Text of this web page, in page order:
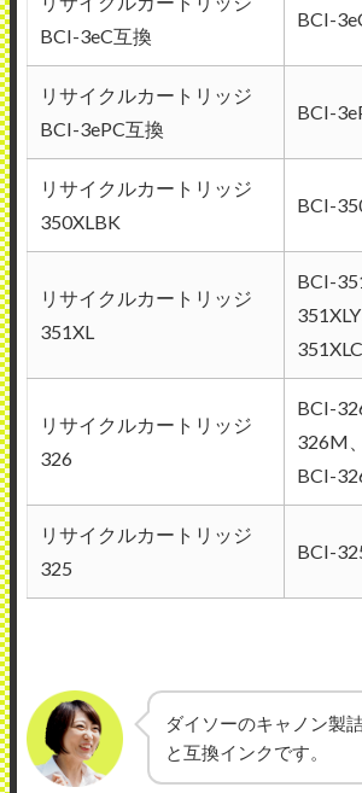
BCI-3eC互換
BCI-
リサイクルカートリッジ
BCI-3ePC互換
BCI-
リサイクルカートリッジ
350XLBK
BCI-
リサイクルカートリッジ
351XL
BCI-
リサイクルカートリッジ
326
BCI-
326M
BCI-
リサイクルカートリッジ
325
BCI-
ダイソーのキャノン製
と互換インクです。